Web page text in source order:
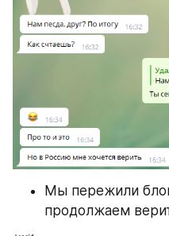
Мы пережили
продолжаем